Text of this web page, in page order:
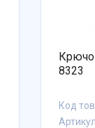
8323
Код